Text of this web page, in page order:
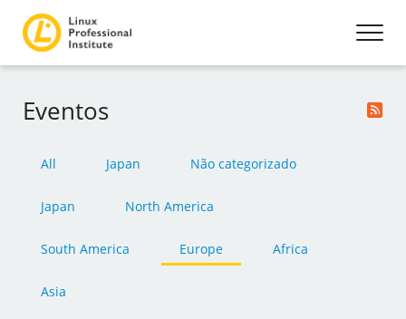
Eventos
All Japan Não categorizado
Japan North America
South America Europe Africa
Asia